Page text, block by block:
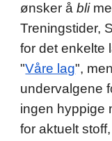
ønsker åbli
Treningstider,
for det enkelte
"Våre lag",
undervalgene
ingen hyppige
for aktuelt